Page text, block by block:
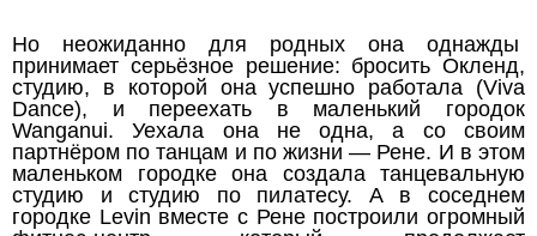
Но неожиданно для родных она однажды
принимает серьёзное решение: бросить Окленд,
студию, в которой она успешно работала (Viva
Dance), и переехать в маленький городок
Wanganui. Уехала она не одна, а со своим
партнёром по танцам и по жизни — Рене. И в этом
маленьком городке она создала танцевальную
студию и студию по пилатесу. А в соседнем
городке Levin вместе с Рене построили огромный